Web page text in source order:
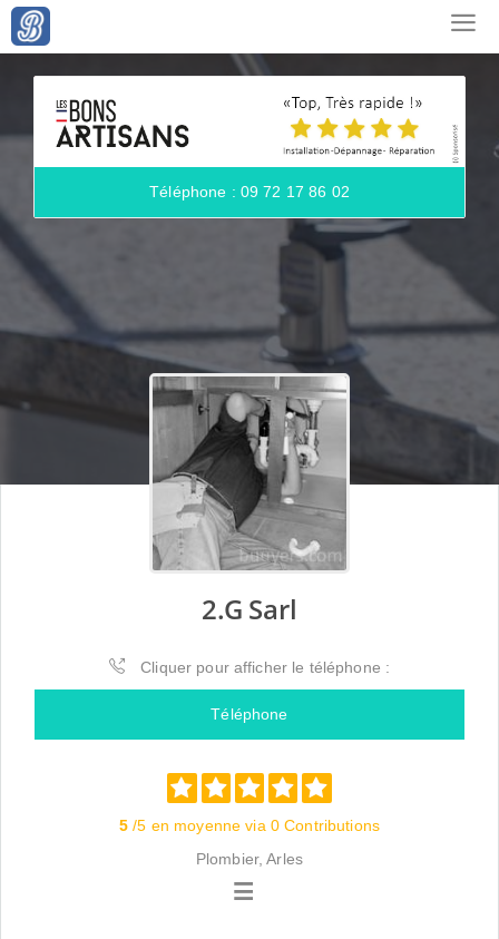
Téléphone : 09 72 17 86 02
2.G Sarl
Cliquer pour afficher le téléphone :
Téléphone
5 /5 en moyenne via 0 Contributions
Plombier, Arles